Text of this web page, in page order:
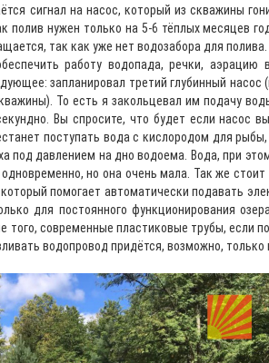
сигнал на насос, который из скважины
полив нужен только на 5-6 тёплых месяцев
так как уже нет водозабора для полива.
работу водопада, речки,
запланировал третий глубинный
То есть я закольцевал им подачу
Вы спросите, что будет если насос
поступать вода с кислородом для
под давлением на дно водоема. Вода, при
но она очень мала. Так же
помогает автоматически подавать
для постоянного функционирования
того, современные пластиковые трубы, если
водопровод придётся, возможно,